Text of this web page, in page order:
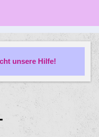
unsere Hilfe!